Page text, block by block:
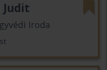
Judit
Iroda